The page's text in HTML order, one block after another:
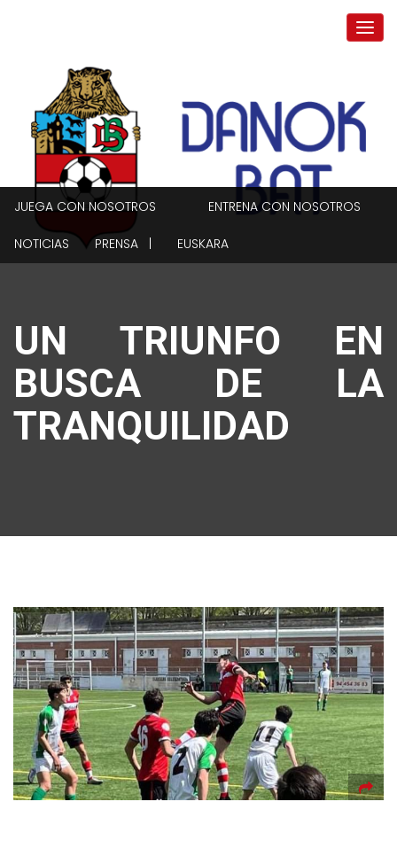
JUEGA CON NOSOTROS ENTRENA CON NOSOTROS
NOTICIAS PRENSA | EUSKARA
UN TRIUNFO EN
BUSCA DE LA
TRANQUILIDAD